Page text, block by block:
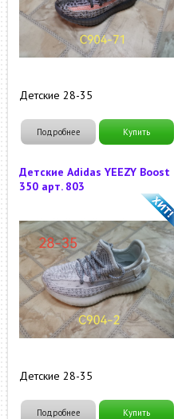
Детские 28-35
Подробнее Купить
Детские Adidas YEEZY Boost
350 арт. 803
Детские 28-35
Подробнее Купить